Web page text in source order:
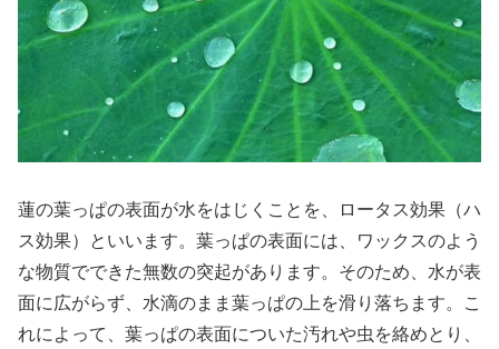
蓮の葉っぱの表面が水をはじくことを、ロータス効果（ハ
ス効果）といいます。葉っぱの表面には、ワックスのよう
な物質でできた無数の突起があります。そのため、水が表
面に広がらず、水滴のまま葉っぱの上を滑り落ちます。こ
れによって、葉っぱの表面についた汚れや虫を絡めとり、